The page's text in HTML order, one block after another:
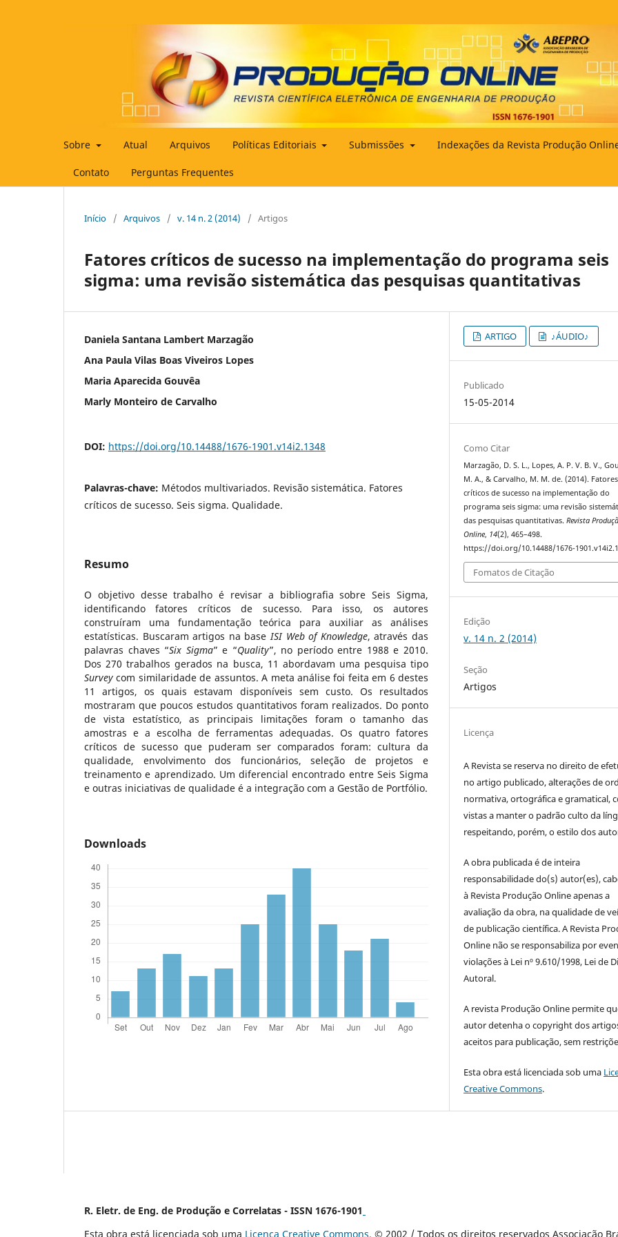
Sobre Atual Arquivos Políticas Editoriais Submissões Indexações da Revista Produção
Contato Perguntas Frequentes
Início / Arquivos / v. 14 n. 2 (2014) / Artigos
Fatores críticos de sucesso na implementação do programa seis
sigma: uma revisão sistemática das pesquisas quantitativas
Daniela Santana Lambert Marzagão
Ana Paula Vilas Boas Viveiros Lopes
Maria Aparecida Gouvêa
Marly Monteiro de Carvalho
DOI: https://doi.org/10.14488/1676-1901.v14i2.1348
Palavras-chave: Métodos multivariados. Revisão sistemática. Fatores
críticos de sucesso. Seis sigma. Qualidade.
Resumo
O objetivo desse trabalho é revisar a bibliografia sobre Seis Sigma,
identificando fatores críticos de sucesso. Para isso, os autores
construíram uma fundamentação teórica para auxiliar as análises
estatísticas. Buscaram artigos na base ISI Web of Knowledge, através das
palavras chaves “Six Sigma” e “Quality”, no período entre 1988 e 2010.
Dos 270 trabalhos gerados na busca, 11 abordavam uma pesquisa tipo
Survey com similaridade de assuntos. A meta análise foi feita em 6 destes
11 artigos, os quais estavam disponíveis sem custo. Os resultados
mostraram que poucos estudos quantitativos foram realizados. Do ponto
de vista estatístico, as principais limitações foram o tamanho das
amostras e a escolha de ferramentas adequadas. Os quatro fatores
críticos de sucesso que puderam ser comparados foram: cultura da
qualidade, envolvimento dos funcionários, seleção de projetos e
treinamento e aprendizado. Um diferencial encontrado entre Seis Sigma
e outras iniciativas de qualidade é a integração com a Gestão de Portfólio.
Downloads
ARTIGO ♪ÁUDIO♪
Publicado
15-05-2014
Como Citar
Marzagão, D. S. L., Lopes, A. P. V. B. V.,
M. A., & Carvalho, M. M. de. (2014). Fatores
críticos de sucesso na implementação do
programa seis sigma: uma revisão
das pesquisas quantitativas.Revista
Online, 14(2), 465–498.
https://doi.org/10.14488/1676-
Fomatos de Citação
Edição
v. 14 n. 2 (2014)
Seção
Artigos
Licença
A Revista se reserva no direito de
no artigo publicado, alterações de
normativa, ortográfica e gramatical,
vistas a manter o padrão culto da
respeitando, porém, o estilo dos
A obra publicada é de inteira
responsabilidade do(s) autor(es),
à Revista Produção Online apenas a
avaliação da obra, na qualidade de
de publicação científica. A Revista
Online não se responsabiliza por
violações à Lei nº 9.610/1998, Lei de
Autoral.
A revista Produção Online permite
autor detenha o copyright dos
aceitos para publicação, sem
Esta obra está licenciada sob uma
Creative Commons.
R. Eletr. de Eng. de Produção e Correlatas - ISSN 1676-1901
Esta obra está licenciada sob uma Licença Creative Commons. © 2002 / Todos os direitos reservados Associação